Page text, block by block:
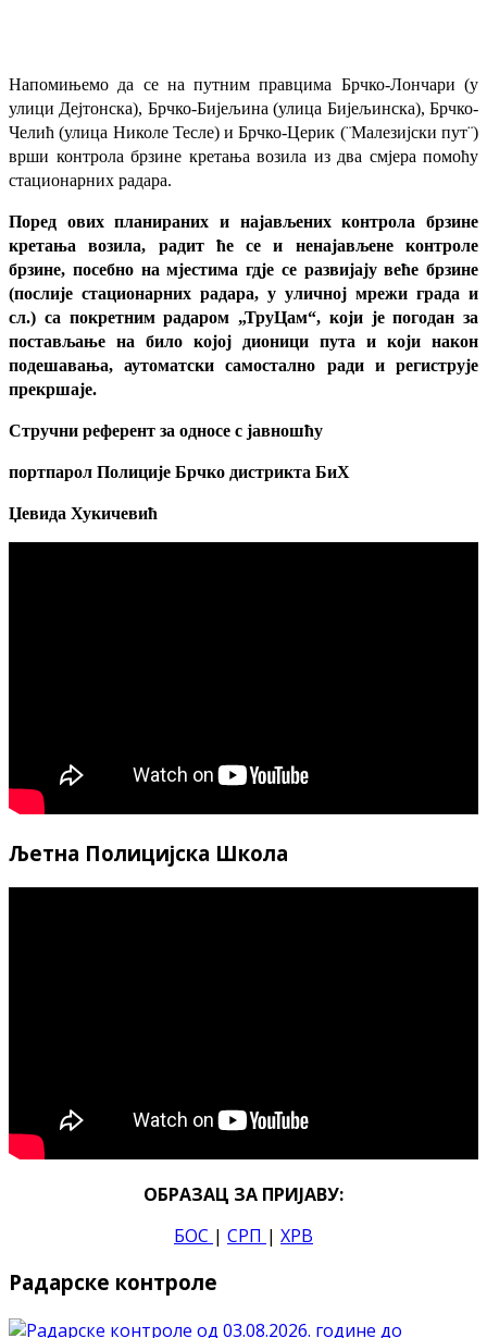
Напомињемо да се на путним правцима Брчко-Лончари (у
улици Дејтонска), Брчко-Бијељина (улица Бијељинска), Брчко-
Челић (улица Николе Тесле) и Брчко-Церик (¨Малезијски пут¨)
врши контрола брзине кретања возила из два смјера помоћу
стационарних радара.
Поред ових планираних и најављених контрола брзине
кретања возила, радит ће се и ненајављене контроле
брзине, посебно на мјестима гдје се развијају веће брзине
(послије стационарних радара, у уличној мрежи града и
сл.) са покретним радаром „ТруЦам“, који је погодан за
постављање на било којој дионици пута и који након
подешавања, аутоматски самостално ради и региструје
прекршаје.
Стручни референт за односе с јавношћу
портпарол Полиције Брчко дистрикта БиХ
Џевида Хукичевић
Љетна Полицијска Школа
ОБРАЗАЦ ЗА ПРИЈАВУ:
БОС | СРП | ХРВ
Радарске контроле